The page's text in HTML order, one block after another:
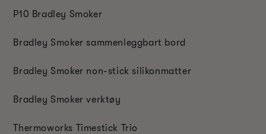
P10 Bradley Smoker
Bradley Smoker sammenleggbart bord
Bradley Smoker non-stick silikonmatter
Bradley Smoker verktøy
Thermoworks Timestick Trio